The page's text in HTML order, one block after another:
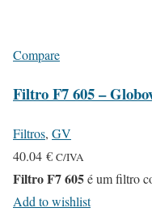
Compare
Filtro F7 605 –
Filtros, GV
40.04 € C/IVA
Filtro F7 605é um filtro
Add to wishlist